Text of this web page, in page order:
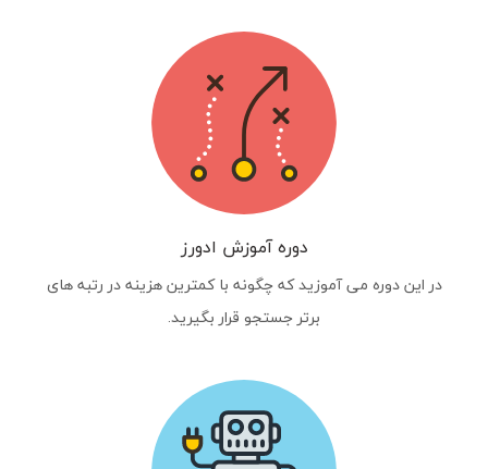
دوره آموزش ادورز
در این دوره می آموزید که چگونه با کمترین هزینه در رتبه های
برتر جستجو قرار بگیرید.